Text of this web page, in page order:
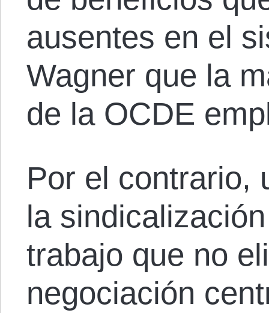
ausentes en el
Wagner que la
de la OCDE
Por el contrario,
la
trabajo que no
negociación